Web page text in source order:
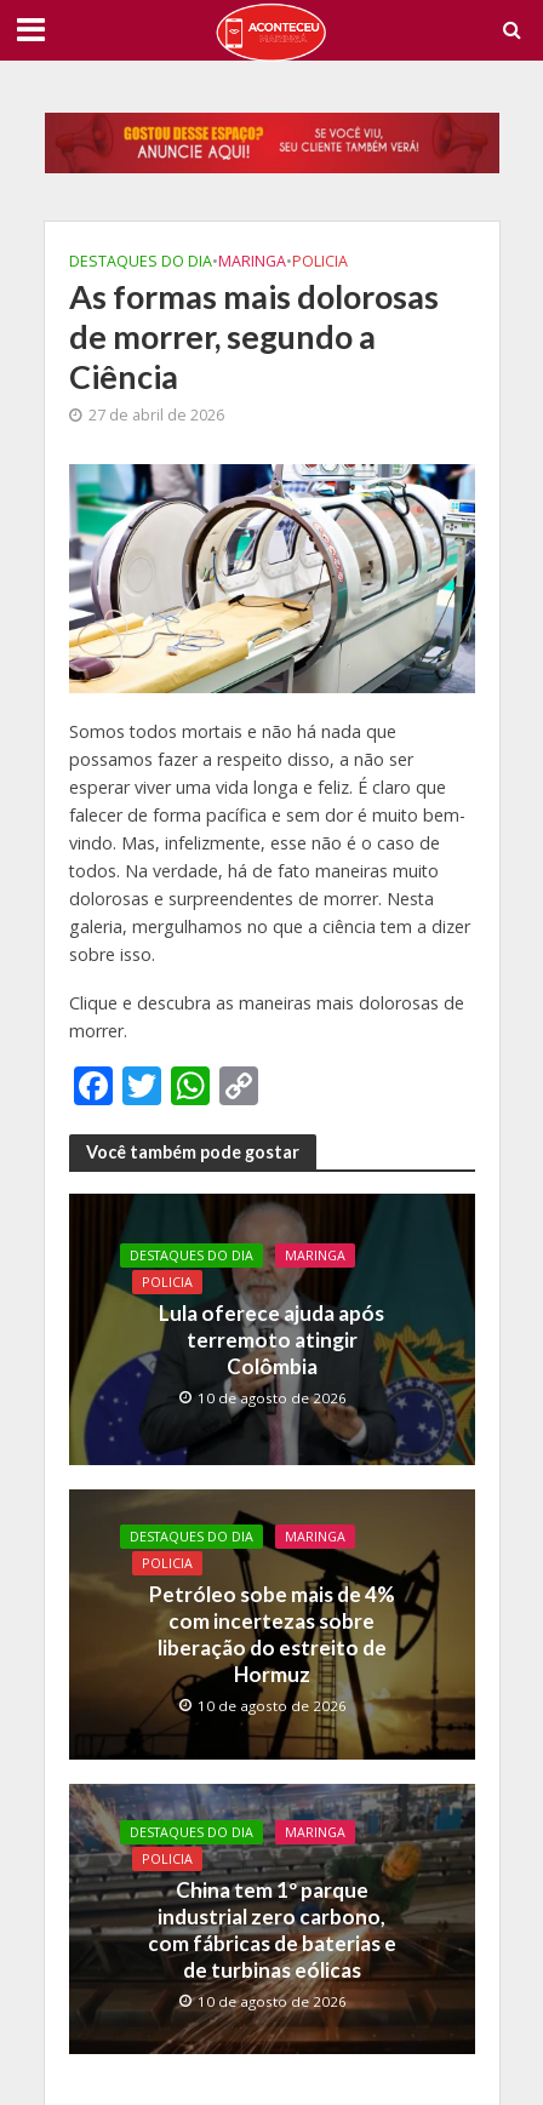
DESTAQUES DO DIA•MARINGA•POLICIA
As formas mais dolorosas
de morrer, segundo a
Ciência
27 de abril de 2026
Somos todos mortais e não há nada que
possamos fazer a respeito disso, a não ser
esperar viver uma vida longa e feliz. É claro que
falecer de forma pacífica e sem dor é muito bem-
vindo. Mas, infelizmente, esse não é o caso de
todos. Na verdade, há de fato maneiras muito
dolorosas e surpreendentes de morrer. Nesta
galeria, mergulhamos no que a ciência tem a dizer
sobre isso.
Clique e descubra as maneiras mais dolorosas de
morrer.
F
ac
e
b
o
o
T
w
itt
er
W
h
at
s
A
p
p
C
o
p
y
Li
n
k
Você também pode gostar
DESTAQUES DO DIA
MARINGA
POLICIA
Lula oferece ajuda após
terremoto atingir
Colômbia
10 de agosto de 2026
DESTAQUES DO DIA
MARINGA
POLICIA
Petróleo sobe mais de 4%
com incertezas sobre
liberação do estreito de
Hormuz
10 de agosto de 2026
DESTAQUES DO DIA
MARINGA
POLICIA
China tem 1º parque
industrial zero carbono,
com fábricas de baterias e
de turbinas eólicas
10 de agosto de 2026